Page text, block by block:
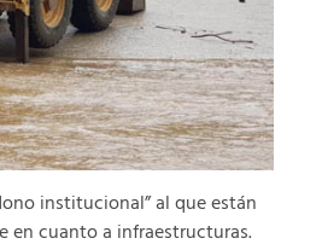
institucional” al que están
en cuanto a infraestructuras.